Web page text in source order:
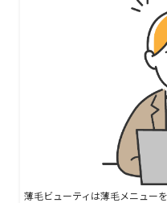
薄毛ビューティは薄毛メニュー